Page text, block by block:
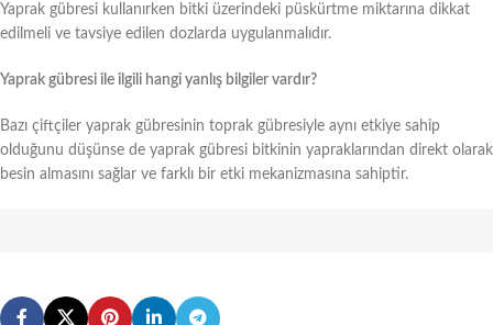
Yaprak gübresi kullanırken bitki üzerindeki püskürtme miktarına dikkat
edilmeli ve tavsiye edilen dozlarda uygulanmalıdır.
Yaprak gübresi ile ilgili hangi yanlış bilgiler vardır?
Bazı çiftçiler yaprak gübresinin toprak gübresiyle aynı etkiye sahip
olduğunu düşünse de yaprak gübresi bitkinin yapraklarından direkt olarak
besin almasını sağlar ve farklı bir etki mekanizmasına sahiptir.